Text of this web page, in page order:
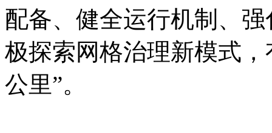
配备、健全运行机制、
极探索网格治理新模式
公里”。